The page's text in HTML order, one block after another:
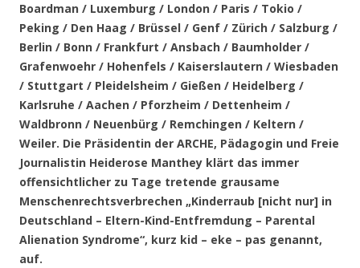
Boardman / Luxemburg / London / Paris / Tokio /
Peking / Den Haag / Brüssel / Genf / Zürich / Salzburg /
Berlin / Bonn / Frankfurt / Ansbach / Baumholder /
Grafenwoehr / Hohenfels / Kaiserslautern / Wiesbaden
/ Stuttgart / Pleidelsheim / Gießen / Heidelberg /
Karlsruhe / Aachen / Pforzheim / Dettenheim /
Waldbronn / Neuenbürg / Remchingen / Keltern /
Weiler. Die Präsidentin der ARCHE, Pädagogin und Freie
Journalistin Heiderose Manthey klärt das immer
offensichtlicher zu Tage tretende grausame
Menschenrechtsverbrechen „Kinderraub [nicht nur] in
Deutschland – Eltern-Kind-Entfremdung – Parental
Alienation Syndrome“, kurz kid – eke – pas genannt,
auf.